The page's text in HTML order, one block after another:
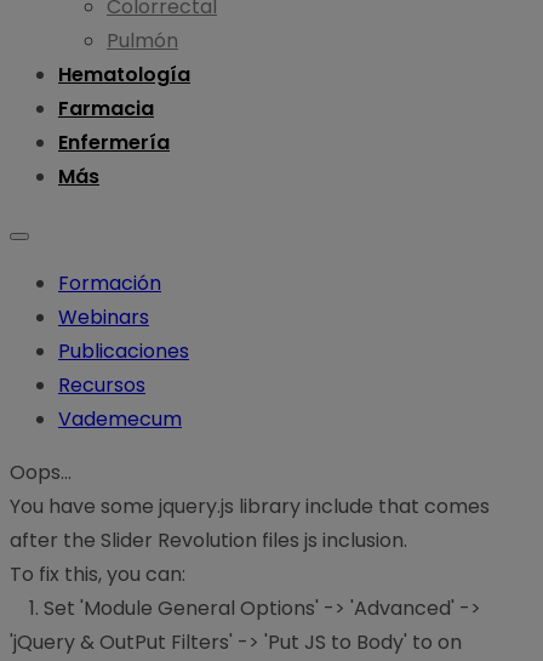
Colorrectal
Pulmón
Hematología
Farmacia
Enfermería
Más
Formación
Webinars
Publicaciones
Recursos
Vademecum
Oops...
You have some jquery.js library include that comes
after the Slider Revolution files js inclusion.
To fix this, you can:
1. Set 'Module General Options' -> 'Advanced' ->
'jQuery & OutPut Filters' -> 'Put JS to Body' to on